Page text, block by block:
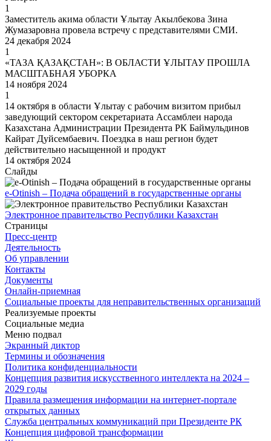
1
Заместитель акима области Ұлытау Акылбекова Зина
Жумазаровна провела встречу с представителями СМИ.
24 декабря 2024
1
«ТАЗА ҚАЗАҚСТАН»: В ОБЛАСТИ ҰЛЫТАУ ПРОШЛА
МАСШТАБНАЯ УБОРКА
14 ноября 2024
1
14 октября в области Ұлытау с рабочим визитом прибыл
заведующий сектором секретариата Ассамблеи народа
Казахстана Администрации Президента РК Баймульдинов
Кайрат Дуйсембаевич. Поездка в наш регион будет
действительно насыщенной и продукт
14 октября 2024
Слайды
e-Otinish – Подача обращений в государственные органы
Электронное правительство Республики Казахстан
Страницы
Пресс-центр
Деятельность
Об управлении
Контакты
Документы
Онлайн-приемная
Социальные проекты для неправительственных организаций
Реализуемые проекты
Социальные медиа
Меню подвал
Экранный диктор
Термины и обозначения
Политика конфиденциальности
Концепция развития искусственного интеллекта на 2024 –
2029 годы
Правила размещения информации на интернет-портале
открытых данных
Служба центральных коммуникаций при Президенте РК
Концепция цифровой трансформации